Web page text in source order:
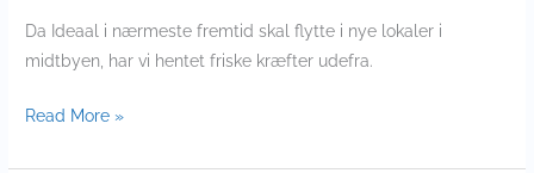
Da Ideaal i nærmeste fremtid skal flytte i nye lokaler i
midtbyen, har vi hentet friske kræfter udefra.
Read More »